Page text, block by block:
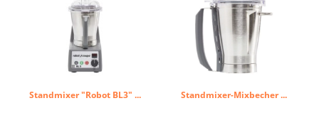
Standmixer "Robot BL3" ... Standmixer-Mixbecher ...